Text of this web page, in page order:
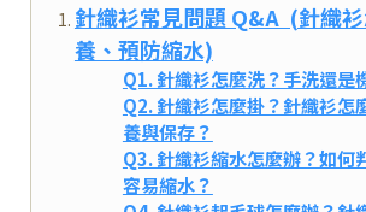
針織衫常見問題 Q&A (針織
養、預防縮水)
Q1. 針織衫怎麼洗？手洗還是
Q2. 針織衫怎麼掛？針織衫怎
養與保存？
Q3. 針織衫縮水怎麼辦？如何
容易縮水？